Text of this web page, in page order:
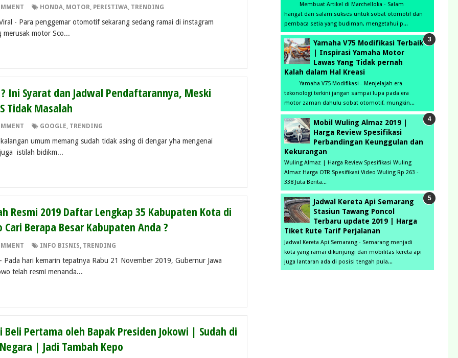
HONDA, MOTOR, PERISTIWA, TRENDING
- Para penggemar otomotif sekarang sedang ramai di instagram
merusak motor Sco...
Ini Syarat dan Jadwal Pendaftarannya, Meski
Tidak Masalah
GOOGLE, TRENDING
umum memang sudah tidak asing di dengar yha mengenai
istilah bidikm...
Resmi 2019 Daftar Lengkap 35 Kabupaten Kota di
Berapa Besar Kabupaten Anda ?
INFO BISNIS TRENDING
Pada hari kemarin tepatnya Rabu 21 November 2019, Gubernur Jawa
telah resmi menanda...
Beli Pertama oleh Bapak Presiden Jokowi | Sudah di
| Jadi Tambah Kepo
Membuat Artikel di Marchelloka - Salam
hangat dan salam sukses untuk sobat otomotif dan
pembaca setia yang budiman, mengetahui p...
Yamaha V75 Modifikasi Terbaik
| Inspirasi Yamaha Motor
Lawas Yang Tidak pernah
Kalah dalam Hal Kreasi
Yamaha V75 Modifikasi - Menjelajah era
tekonologi terkini jangan sampai lupa pada era
motor zaman dahulu sobat otomotif, mungkin...
Mobil Wuling Almaz 2019 |
Harga Review Spesifikasi
Perbandingan Keunggulan dan
Kekurangan
Wuling Almaz | Harga Review Spesifikasi Wuling
Almaz Harga OTR Spesifikasi Video Wuling Rp 263 -
338 Juta Berita...
Jadwal Kereta Api Semarang
Stasiun Tawang Poncol
Terbaru update 2019 | Harga
Tiket Rute Tarif Perjalanan
Jadwal Kereta Api Semarang - Semarang menjadi
kota yang ramai dikunjungi dan mobilitas kereta api
juga lantaran ada di posisi tengah pula...